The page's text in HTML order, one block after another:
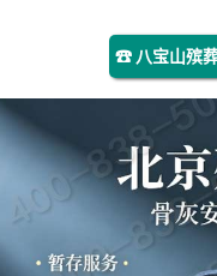
☎ 八宝山殡